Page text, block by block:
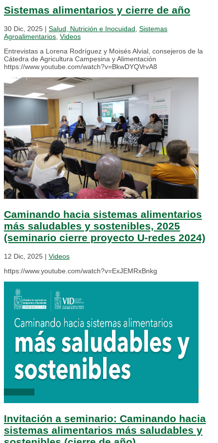
Sistemas alimentarios y cierre de año
30 Dic, 2025 | Salud, Nutrición e Inocuidad Sistemas
Agroalimentarios Videos
Entrevistas a Lorena Rodríguez y Moisés Alvial, consejeros de la
Cátedra de Agricultura Campesina y Alimentación
https://www.youtube.com/watch?v=BkwDYQVrvA8
Caminando hacia sistemas alimentarios
más saludables y sostenibles, 2025
(seminario cierre proyecto U-redes 2024)
12 Dic, 2025 | Videos
https://www.youtube.com/watch?v=ExJEMRxBnkg
Invitación a seminario: Caminando hacia
sistemas alimentarios más saludables y